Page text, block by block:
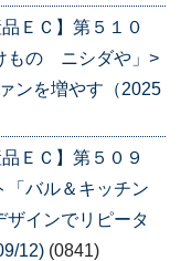
ＥＣ】第５１０
もの ニシダや」>
ンを増やす（2025
ＥＣ】第５０９
バル＆キッチン
インでリピータ
12) (0841)